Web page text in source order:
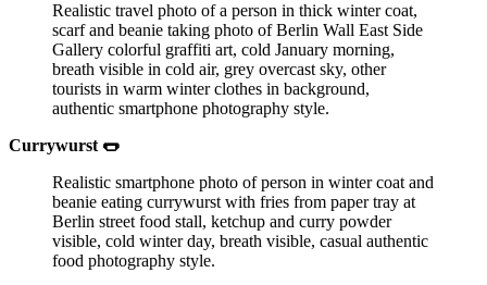
Realistic travel photo of a person in thick winter coat,
scarf and beanie taking photo of Berlin Wall East Side
Gallery colorful graffiti art, cold January morning,
breath visible in cold air, grey overcast sky, other
tourists in warm winter clothes in background,
authentic smartphone photography style.
Currywurst 🌭
Realistic smartphone photo of person in winter coat and
beanie eating currywurst with fries from paper tray at
Berlin street food stall, ketchup and curry powder
visible, cold winter day, breath visible, casual authentic
food photography style.